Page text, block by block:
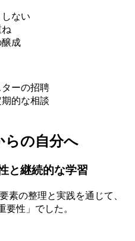
ない
成
ーの招聘
的な相談
らの自分へ
と継続的な学習
素の整理と実践を通じて、
性」でした。